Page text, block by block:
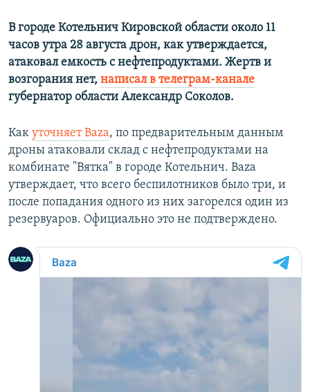
Все сайты RFE/RL
В городе Котельнич Кировской области около 11
часов утра 28 августа дрон, как утверждается,
атаковал емкость с нефтепродуктами. Жертв и
возгорания нет, написал в телеграм-канале
губернатор области Александр Соколов.
Как уточняет Baza, по предварительным данным
дроны атаковали склад с нефтепродуктами на
комбинате "Вятка" в городе Котельнич. Baza
утверждает, что всего беспилотников было три, и
после попадания одного из них загорелся один из
резервуаров. Официально это не подтверждено.